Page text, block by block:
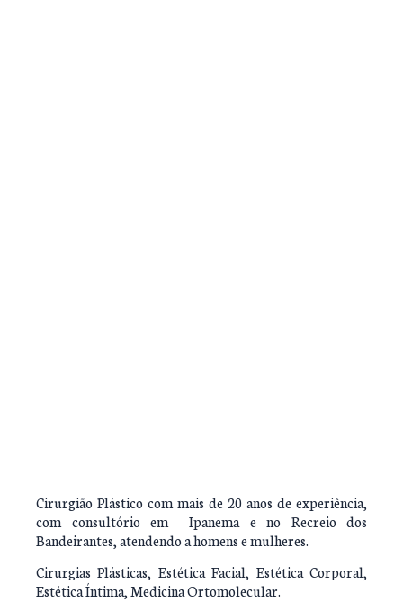
Cirurgião Plástico com mais de 20 anos de experiência,
com consultório em Ipanema e no Recreio dos
Bandeirantes, atendendo a homens e mulheres.
Cirurgias Plásticas, Estética Facial, Estética Corporal,
Estética Íntima, Medicina Ortomolecular.